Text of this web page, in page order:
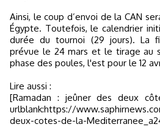
Ainsi, le coup d’envoi de la CAN
Égypte. Toutefois, le calendrier
durée du tournoi (29 jours). La
prévue le 24 mars et le tirage au
phase des poules, l'est pour le 12
Lire aussi :
[Ramadan : jeûner des deux
urlblank:https://
deux-cotes-de-la-